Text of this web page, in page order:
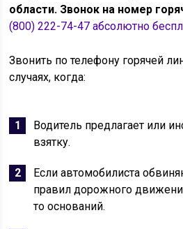
области. Звонок на номер
(800) 222-74-47 абсолютно
Звонить по телефону горячей
случаях, когда:
Водитель предлагает или
взятку.
Если автомобилиста
правил дорожного
то оснований.